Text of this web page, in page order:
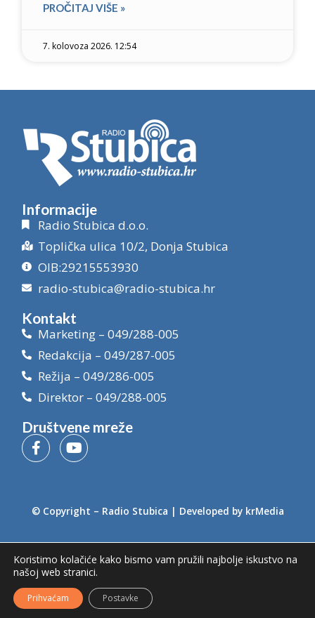
PROČITAJ VIŠE »
7. kolovoza 2026. 12:54
Informacije
Radio Stubica d.o.o.
Toplička ulica 10/2, Donja Stubica
OIB:29215553930
radio-stubica@radio-stubica.hr
Kontakt
Marketing – 049/288-005
Redakcija – 049/287-005
Režija – 049/286-005
Direktor – 049/288-005
Društvene mreže
© Copyright – Radio Stubica | Developed by krMedia
Koristimo kolačiće kako bismo vam pružili najbolje iskustvo na
našoj web stranici.
Prihvaćam Postavke